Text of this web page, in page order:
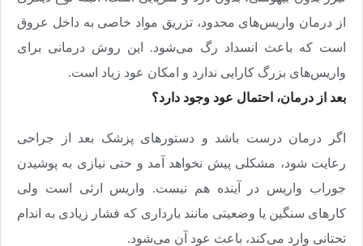
از درمان واریس‌های محدود، تزریق مواد خاصی به داخل عروق
است که باعث انسداد رگ می‌شود. این روش درمانی برای
واریس‌های بزرگ کارایی ندارد و امکان عود زیاد است.
بعد از درمان، احتمال عود وجود دارد؟
اگر درمان درست باشد و دستورهای پزشک بعد از جراحی
رعایت شود، مشکلی پیش نخواهد آمد و حتی نیازی به پوشیدن
جوراب واریس در آینده هم نیست. واریس ارثی است ولی
کارهای سنگین یا وضعیتی مانند بارداری که فشار زیادی به اندام
تحتانی وارد می‌‌‌کند، باعث عود آن می‌شود.